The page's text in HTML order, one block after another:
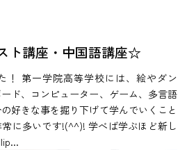
ト講座・中国語講座☆
！ 第一学院高等学校には、絵やダン
ド、コンピューター、ゲーム、多言語
好きな事を掘り下げて学んでいくこと
に多いです!(^^)! 学べば学ぶほど新し